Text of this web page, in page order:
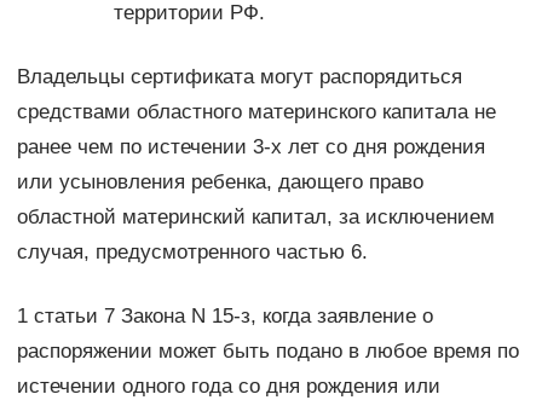
территории РФ.
Владельцы сертификата могут распорядиться
средствами областного материнского капитала не
ранее чем по истечении 3-х лет со дня рождения
или усыновления ребенка, дающего право
областной материнский капитал, за исключением
случая, предусмотренного частью 6.
1 статьи 7 Закона N 15-з, когда заявление о
распоряжении может быть подано в любое время по
истечении одного года со дня рождения или